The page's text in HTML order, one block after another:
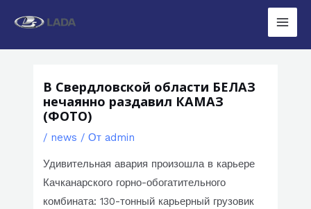
Main
В Свердловской области БЕЛАЗ
нечаянно раздавил КАМАЗ
(ФОТО)
/ news / От admin
Удивительная авария произошла в карьере
Качканарского горно-обогатительного
комбината: 130-тонный карьерный грузовик